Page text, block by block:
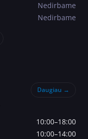
Nedirbame
Nedirbame
Daugiau →
10:00–18:00
10:00–14:00